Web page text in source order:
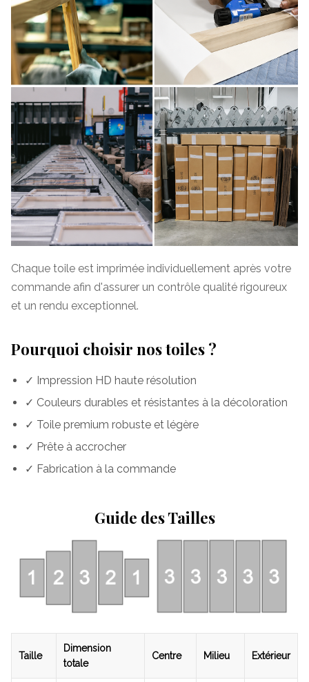
Chaque toile est imprimée individuellement après votre
commande afin d'assurer un contrôle qualité rigoureux
et un rendu exceptionnel.
Pourquoi choisir nos toiles ?
✓ Impression HD haute résolution
✓ Couleurs durables et résistantes à la décoloration
✓ Toile premium robuste et légère
✓ Prête à accrocher
✓ Fabrication à la commande
Guide des Tailles
Taille
Dimension
totale
Centre Milieu Extérieur